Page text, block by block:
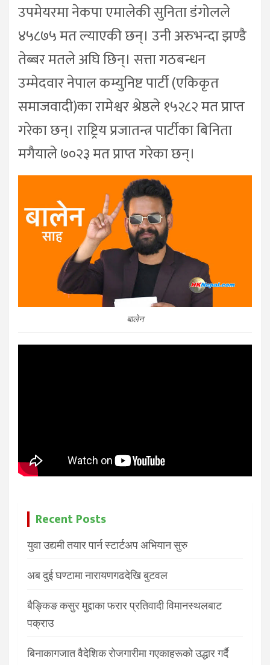
उपमेयरमा नेकपा एमालेकी सुनिता डंगोलले
४५८७५ मत ल्याएकी छन्। उनी अरुभन्दा झण्डै
तेब्बर मतले अघि छिन्। सत्ता गठबन्धन
उम्मेदवार नेपाल कम्युनिष्ट पार्टी (एकिकृत
समाजवादी)का रामेश्वर श्रेष्ठले १५२८२ मत प्राप्त
गरेका छन्। राष्ट्रिय प्रजातन्त्र पार्टीका बिनिता
मगैयाले ७०२३ मत प्राप्त गरेका छन्।
बालेन
Recent Posts
युवा उद्यमी तयार पार्न स्टार्टअप अभियान सुरु
अब दुई घण्टामा नारायणगढदेखि बुटवल
बैङ्किङ कसुर मुद्दाका फरार प्रतिवादी विमानस्थलबाट
पक्राउ
बिनाकागजात वैदेशिक रोजगारीमा गएकाहरूको उद्धार गर्दै